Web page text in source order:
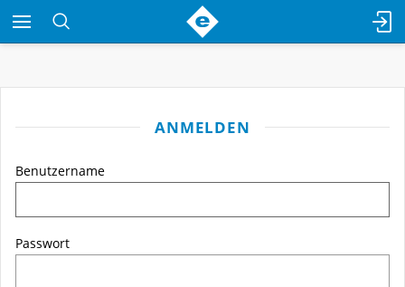
ANMELDEN
Benutzername
Passwort